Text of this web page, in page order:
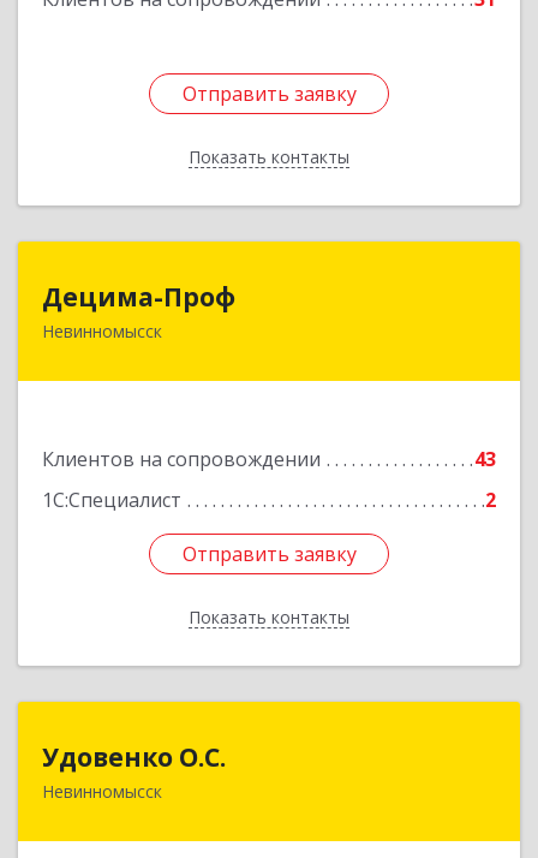
Отправить заявку
Показать контакты
Отправить заявку
Назад
Децима-Проф
Невинномысск
Клиентов на сопровождении
43
1С:Специалист
2
Отправить заявку
Показать контакты
357100, Ставропольский край, Невинномысск г,
Отправить заявку
Назад
Удовенко О.С.
Невинномысск
357 100, г.Невинномысск, ул.Революцеонная,